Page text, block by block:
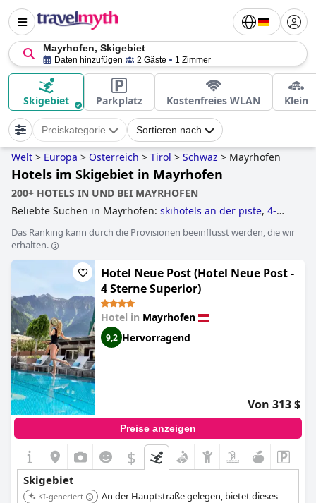
Mayrhofen, Skigebiet
Daten hinzufügen 2 Gäste 1 Zimmer
Skigebiet Parkplatz Kostenfreies WLAN Klein
Preiskategorie Sortieren nach
Welt > Europa > Österreich > Tirol > Schwaz > Mayrhofen
Hotels im Skigebiet in Mayrhofen
200+ HOTELS IN UND BEI MAYRHOFEN
Beliebte Suchen in Mayrhofen: skihotels an der piste, 4-
Das Ranking kann durch die Provisionen beeinflusst werden, die wir
erhalten.
Hotel Neue Post (Hotel Neue Post -
4 Sterne Superior)
Hotel in Mayrhofen
9,2 Hervorragend
Von 313 $
Preise anzeigen
$
Skigebiet
KI-generiert
An der Hauptstraße gelegen, bietet dieses